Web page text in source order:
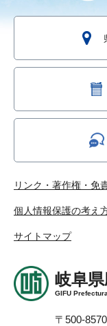
リンク・著作権・免
個人情報保護の考え
サイトマップ
岐阜
GIFU
〒500-8570